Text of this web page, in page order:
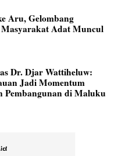
Aru, Gelombang
Masyarakat Adat Muncul
Dr. Djar Wattiheluw:
Jadi Momentum
di Maluku